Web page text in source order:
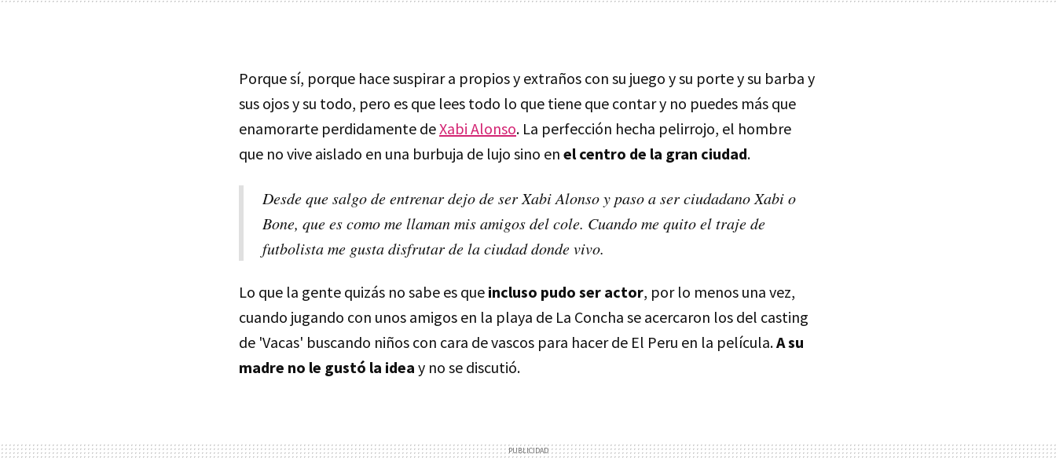
Porque sí, porque hace suspirar a propios y extraños con su juego y su porte y su barba y
sus ojos y su todo, pero es que lees todo lo que tiene que contar y no puedes más que
enamorarte perdidamente deXabi Alonso. La perfección hecha pelirrojo, el hombre
que no vive aislado en una burbuja de lujo sino en el centro de la gran ciudad.
Desde que salgo de entrenar dejo de ser Xabi Alonso y paso a ser ciudadano Xabi o
Bone, que es como me llaman mis amigos del cole. Cuando me quito el traje de
futbolista me gusta disfrutar de la ciudad donde vivo.
Lo que la gente quizás no sabe es que incluso pudo ser actor, por lo menos una vez,
cuando jugando con unos amigos en la playa de La Concha se acercaron los del casting
de 'Vacas' buscando niños con cara de vascos para hacer de El Peru en la película.A su
madre no le gustó la idea y no se discutió.